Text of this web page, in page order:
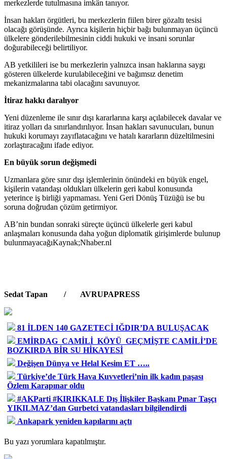
merkezlerde tutulmasına imkân tanıyor.
İnsan hakları örgütleri, bu merkezlerin fiilen birer gözaltı tesisi
olacağı görüşünde. Ayrıca kişilerin hiçbir bağı bulunmayan üçüncü
ülkelere gönderilebilmesinin ciddi hukuki ve insani sorunlar
doğurabileceği belirtiliyor.
AB yetkilileri ise bu merkezlerin yalnızca insan haklarına saygı
gösteren ülkelerde kurulabileceğini ve bağımsız denetim
mekanizmalarına tabi olacağını savunuyor.
İtiraz hakkı daralıyor
Yeni düzenleme ile sınır dışı kararlarına karşı açılabilecek davalar ve
itiraz yolları da sınırlandırılıyor. İnsan hakları savunucuları, bunun
hukuki korumayı zayıflatacağını ve hatalı kararların düzeltilmesini
zorlaştıracağını ifade ediyor.
En büyük sorun değişmedi
Uzmanlara göre sınır dışı işlemlerinin önündeki en büyük engel,
kişilerin vatandaşı oldukları ülkelerin geri kabul konusunda
yeterince iş birliği yapmaması. Yeni Geri Dönüş Tüzüğü ise bu
soruna doğrudan çözüm getirmiyor.
AB’nin bundan sonraki süreçte üçüncü ülkelerle geri kabul
anlaşmaları konusunda daha yoğun diplomatik girişimlerde bulunup
bulunmayacağıKaynak;Nhaber.nl
Sedat Tapan / AVRUPAPRESS
81 İLDEN 140 GAZETECİ IĞDIR’DA BULUŞACAK
EMİRDAG CAMİLİ KÖYÜ GEÇMİŞTE CAMİLİ’DE
BOZKIRDA BİR SU HİKAYESİ
Değişen Dünya ve Helal Kesim ET …..
Türkiye’de Türk Hava Kuvvetleri’nin ilk kadın paşası
Özlem Karapınar oldu
#AKParti #KIRIKKALE Dış İlişkiler Başkanı Pınar Taşçı
YIKILMAZ’dan Gurbetci vatandasları bilgilendirdi
Ankapark yeniden kapılarını açtı
Bu yazı yorumlara kapatılmıştır.